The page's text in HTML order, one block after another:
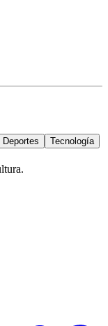
Deportes
Tecnología
.